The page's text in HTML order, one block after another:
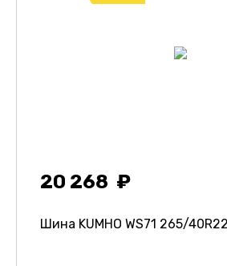
20 268
Шина KUMHO WS71 265/40R22